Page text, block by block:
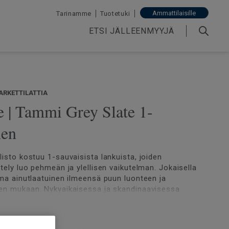
Tarinamme Tuotetuki Ammattilaisille
ETSI JÄLLEENMYYJÄ
| Tammi Grey Slate 1-
kostuu 1-sauvaisista lankuista, joiden
luo pehmeän ja ylellisen vaikutelman. Jokaisella
ainutlaatuinen ilmeensä puun luonteen ja
mukaan. Nykyaikaisessa ja skandinaavisessa
vaihtelua ja sävyjä.